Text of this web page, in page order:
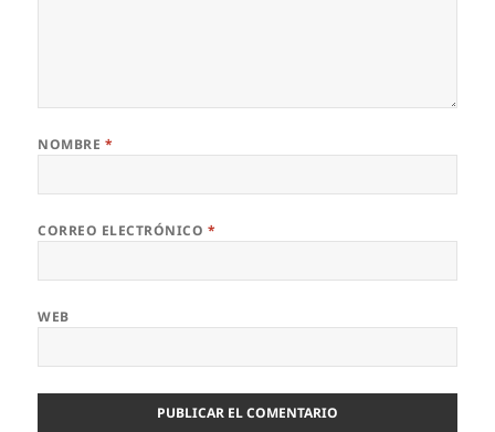
NOMBRE *
CORREO ELECTRÓNICO *
WEB